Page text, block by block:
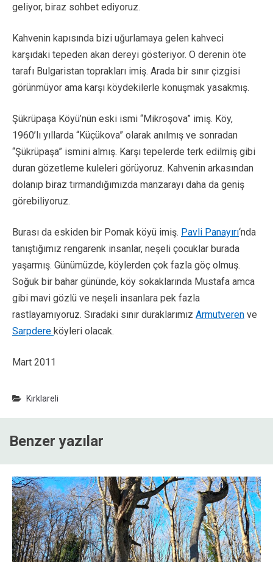
geliyor, biraz sohbet ediyoruz.
Kahvenin kapısında bizi uğurlamaya gelen kahveci
karşıdaki tepeden akan dereyi gösteriyor. O derenin öte
tarafı Bulgaristan toprakları imiş. Arada bir sınır çizgisi
görünmüyor ama karşı köydekilerle konuşmak yasakmış.
Şükrüpaşa Köyü’nün eski ismi “Mikroşova” imiş. Köy,
1960’lı yıllarda “Küçükova” olarak anılmış ve sonradan
“Şükrüpaşa” ismini almış. Karşı tepelerde terk edilmiş gibi
duran gözetleme kuleleri görüyoruz. Kahvenin arkasından
dolanıp biraz tırmandığımızda manzarayı daha da geniş
görebiliyoruz.
Burası da eskiden bir Pomak köyü imiş. Pavli Panayırı‘nda
tanıştığımız rengarenk insanlar, neşeli çocuklar burada
yaşarmış. Günümüzde, köylerden çok fazla göç olmuş.
Soğuk bir bahar gününde, köy sokaklarında Mustafa amca
gibi mavi gözlü ve neşeli insanlara pek fazla
rastlayamıyoruz. Sıradaki sınır duraklarımız Armutveren ve
Sarpdere köyleri olacak.
Mart 2011
Kırklareli
Benzer yazılar